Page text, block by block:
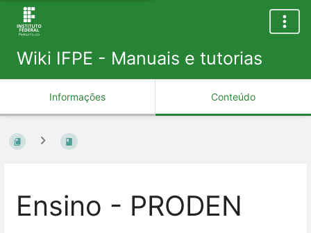
Wiki IFPE - Manuais e tutorias
Informações Conteúdo
Ensino - PRODEN